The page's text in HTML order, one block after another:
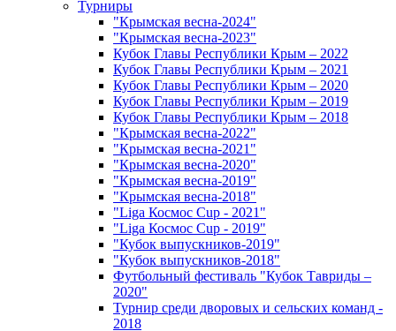
Турниры
"Крымская весна-2024"
"Крымская весна-2023"
Кубок Главы Республики Крым – 2022
Кубок Главы Республики Крым – 2021
Кубок Главы Республики Крым – 2020
Кубок Главы Республики Крым – 2019
Кубок Главы Республики Крым – 2018
"Крымская весна-2022"
"Крымская весна-2021"
"Крымская весна-2020"
"Крымская весна-2019"
"Крымская весна-2018"
"Liga Космос Cup - 2021"
"Liga Космос Cup - 2019"
"Кубок выпускников-2019"
"Кубок выпускников-2018"
Футбольный фестиваль "Кубок Тавриды –
2020"
Турнир среди дворовых и сельских команд -
2018